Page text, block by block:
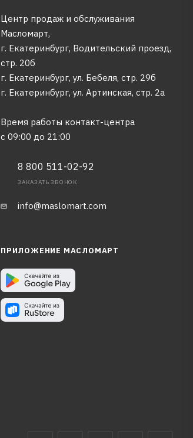
Центр продаж и обслуживания
Масломарт,
г. Екатеринбург, Водительский проезд,
стр. 20б
г. Екатеринбург, ул. Бебеля, стр. 29б
г. Екатеринбург, ул. Артинская, стр. 2а
Время работы контакт-центра
с 09:00 до 21:00
8 800 511-02-92
ЗАКАЗАТЬ ЗВОНОК
info@maslomart.com
ПРИЛОЖЕНИЕ МАСЛОМАРТ